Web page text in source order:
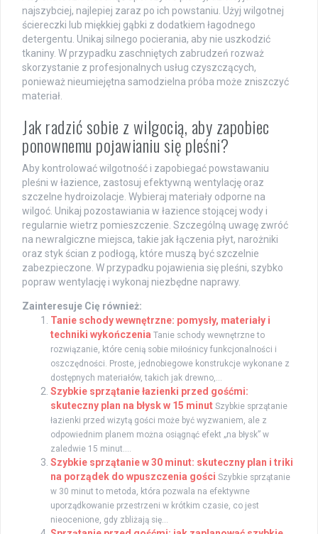
najszybciej, najlepiej zaraz po ich powstaniu. Użyj wilgotnej
ściereczki lub miękkiej gąbki z dodatkiem łagodnego
detergentu. Unikaj silnego pocierania, aby nie uszkodzić
tkaniny. W przypadku zaschniętych zabrudzeń rozważ
skorzystanie z profesjonalnych usług czyszczących,
ponieważ nieumiejętna samodzielna próba może zniszczyć
materiał.
Jak radzić sobie z wilgocią, aby zapobiec
ponownemu pojawianiu się pleśni?
Aby kontrolować wilgotność i zapobiegać powstawaniu
pleśni w łazience, zastosuj efektywną wentylację oraz
szczelne hydroizolacje. Wybieraj materiały odporne na
wilgoć. Unikaj pozostawiania w łazience stojącej wody i
regularnie wietrz pomieszczenie. Szczególną uwagę zwróć
na newralgiczne miejsca, takie jak łączenia płyt, narożniki
oraz styk ścian z podłogą, które muszą być szczelnie
zabezpieczone. W przypadku pojawienia się pleśni, szybko
popraw wentylację i wykonaj niezbędne naprawy.
Zainteresuje Cię również:
Tanie schody wewnętrzne: pomysły, materiały i
techniki wykończenia Tanie schody wewnętrzne to
rozwiązanie, które cenią sobie miłośnicy funkcjonalności i
oszczędności. Proste, jednobiegowe konstrukcje wykonane z
dostępnych materiałów, takich jak drewno,...
Szybkie sprzątanie łazienki przed gośćmi:
skuteczny plan na błysk w 15 minut Szybkie sprzątanie
łazienki przed wizytą gości może być wyzwaniem, ale z
odpowiednim planem można osiągnąć efekt „na błysk” w
zaledwie 15 minut....
Szybkie sprzątanie w 30 minut: skuteczny plan i triki
na porządek do wpuszczenia gości Szybkie sprzątanie
w 30 minut to metoda, która pozwala na efektywne
uporządkowanie przestrzeni w krótkim czasie, co jest
nieocenione, gdy zbliżają się...